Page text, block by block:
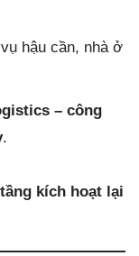
hậu cần, nhà ở
– công
.
tầng kích hoạt lại